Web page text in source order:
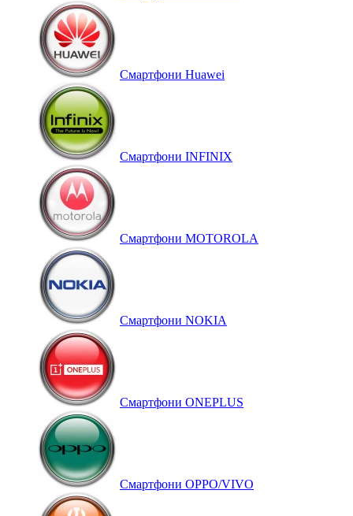
Смартфони Huawei
Смартфони INFINIX
Смартфони MOTOROLA
Смартфони NOKIA
Смартфони ONEPLUS
Смартфони OPPO/VIVO